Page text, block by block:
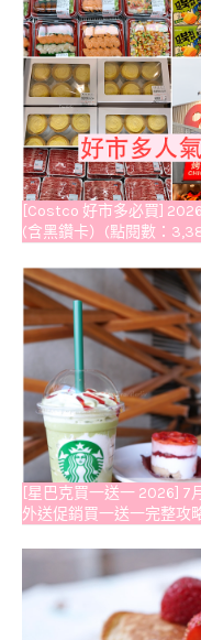
[Costco 好市多必買]
(含黑鑽卡）(點閱數：
[星巴克買一送一 2026] 7
外送促銷買一送一完整攻